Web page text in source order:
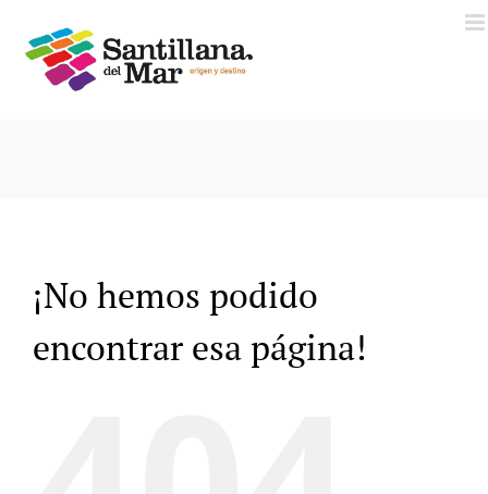
contenido
¡No hemos podido
encontrar esa página!